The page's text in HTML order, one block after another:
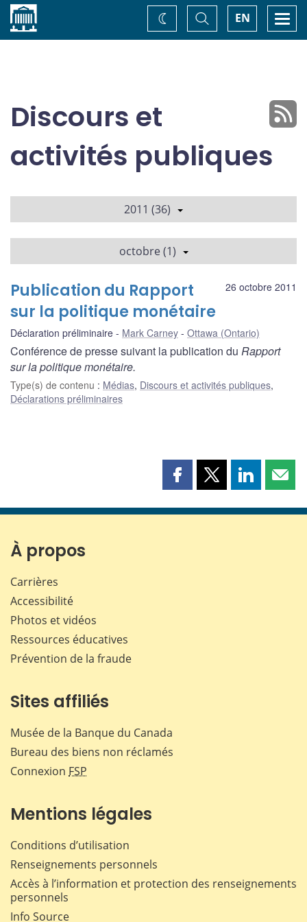
Accueil EN
Basculer
la
recherche
Changez
de
Discours et
activités publiques
2011 (36)
octobre (1)
26 octobre 2011
Publication du Rapport
sur la politique monétaire
Déclaration préliminaire Mark Carney Ottawa (Ontario)
Conférence de presse suivant la publication du Rapport
sur la politique monétaire.
Type(s) de contenu : Médias, Discours et activités publiques,
Déclarations préliminaires
Partager
page
Partager
page
Partager
page page
À propos
Carrières
Accessibilité
Photos et vidéos
Ressources éducatives
Prévention de la fraude
Sites affiliés
Musée de la Banque du Canada
Bureau des biens non réclamés
Connexion FSP
Mentions légales
Conditions d’utilisation
Renseignements personnels
Accès à l’information et protection des renseignements
personnels
Info Source